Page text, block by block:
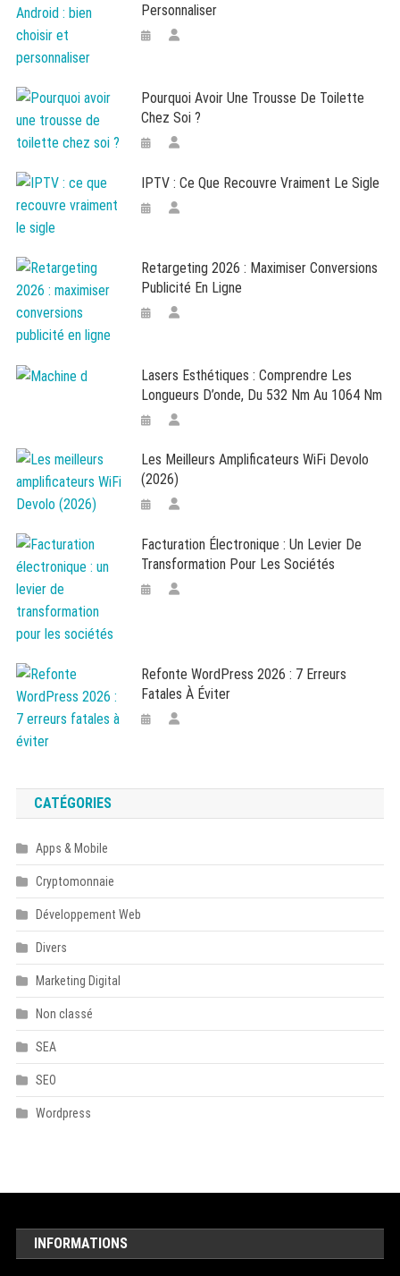
Personnaliser
Pourquoi Avoir Une Trousse De Toilette
Chez Soi ?
IPTV : Ce Que Recouvre Vraiment Le Sigle
Retargeting 2026 : Maximiser Conversions
Publicité En Ligne
Lasers Esthétiques : Comprendre Les
Longueurs D’onde, Du 532 Nm Au 1064 Nm
Les Meilleurs Amplificateurs WiFi Devolo
(2026)
Facturation Électronique : Un Levier De
Transformation Pour Les Sociétés
Refonte WordPress 2026 : 7 Erreurs
Fatales À Éviter
CATÉGORIES
Apps & Mobile
Cryptomonnaie
Développement Web
Divers
Marketing Digital
Non classé
SEA
SEO
Wordpress
INFORMATIONS